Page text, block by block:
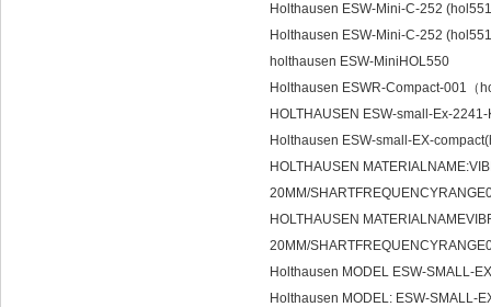
Holthausen ESW-Mini-C-252
Holthausen ESW-Mini-C-252
holthausen ESW-MiniHOL550
Holthausen ESWR-Compact-001（
HOLTHAUSEN ESW-small-Ex-
Holthausen ESW-small-EX-
HOLTHAUSEN
20MM/
HOLTHAUSEN
20MM/
Holthausen MODEL ESW-SMALL-
Holthausen MODEL: ESW-SMALL-